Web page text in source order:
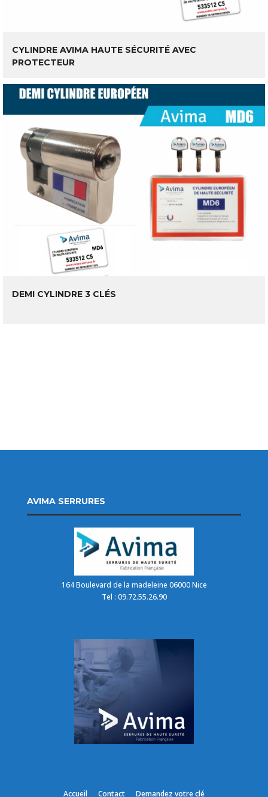
CYLINDRE AVIMA HAUTE SÉCURITÉ AVEC
PROTECTEUR
LIRE LA SUITE
DEMI CYLINDRE 3 CLÉSLIRE LA SUITE
AVIMA SERRURES
164 Boulevard de la madeleine 06000 Nice
Tel : 09.72.55.26.90
Accueil Contact Demandez votre clé